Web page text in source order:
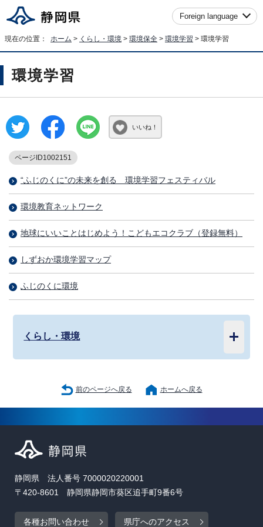
Foreign language
現在の位置： ホーム > くらし・環境 > 環境保全 > 環境学習 > 環境学習
環境学習
いいね！
ページID1002151
“ふじのくに”の未来を創る 環境学習フェスティバル
環境教育ネットワーク
地球にいいことはじめよう！こどもエコクラブ（登録無料）
しずおか環境学習マップ
ふじのくに環境
くらし・環境
前のページへ戻る ホームへ戻る
静岡県 法人番号 7000020220001
〒420-8601 静岡県静岡市葵区追手町9番6号
各種お問い合わせ 県庁へのアクセス